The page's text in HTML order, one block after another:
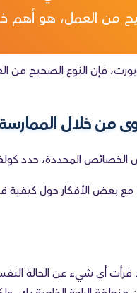
من العمل، هو أهم
فإن النوع الصحيح من
من خلال
المحددة، حدد
بعض الأفكار حول كيفية